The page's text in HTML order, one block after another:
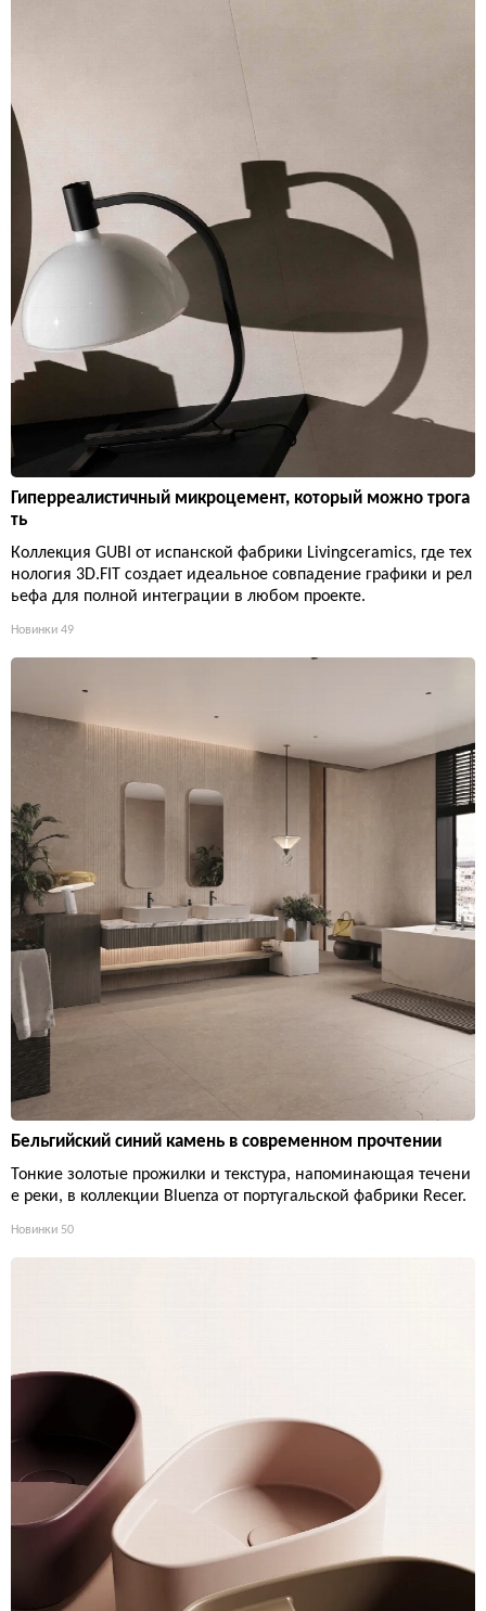
Гиперреалистичный микроцемент, который можно трога
ть
Коллекция GUBI от испанской фабрики Livingceramics, где тех
нология 3D.FIT создает идеальное совпадение графики и рел
ьефа для полной интеграции в любом проекте.
Новинки 49
Бельгийский синий камень в современном прочтении
Тонкие золотые прожилки и текстура, напоминающая течени
е реки, в коллекции Bluenza от португальской фабрики Recer.
Новинки 50